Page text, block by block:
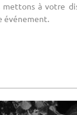
mettons à votre
événement.